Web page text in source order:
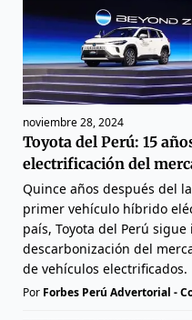
noviembre 28, 2024
Toyota del Perú: 15
electrificación del
Quince años después del
primer vehículo híbrido
país, Toyota del Perú
descarbonización del
de vehículos electrificados.
Por Forbes Perú Advertorial -